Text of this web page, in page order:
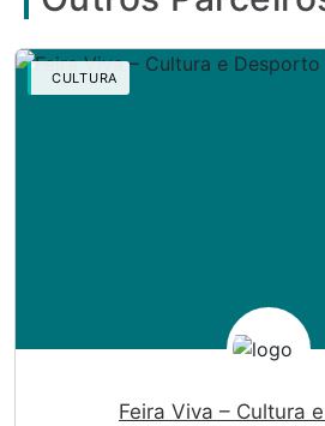
CULTURA
Feira Viva – Cultura